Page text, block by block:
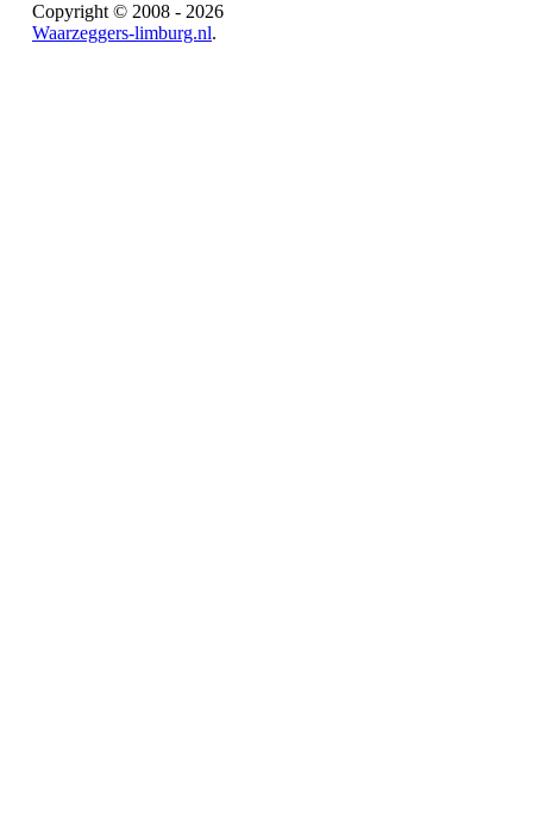
Copyright © 2008 - 2026
Waarzeggers-limburg.nl.